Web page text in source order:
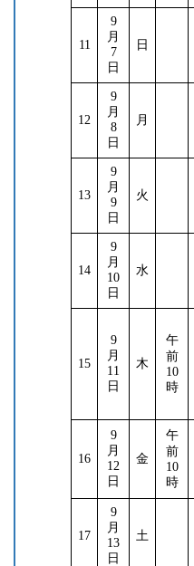
11
9
月
7
日
日
12
9
月
8
日
月
13
9
月
9
日
火
14
9
月
10
日
水
15
9
月
11
日
木
午
前
10
時
16
9
月
12
日
金
午
前
10
時
17
9
月
13
日
土